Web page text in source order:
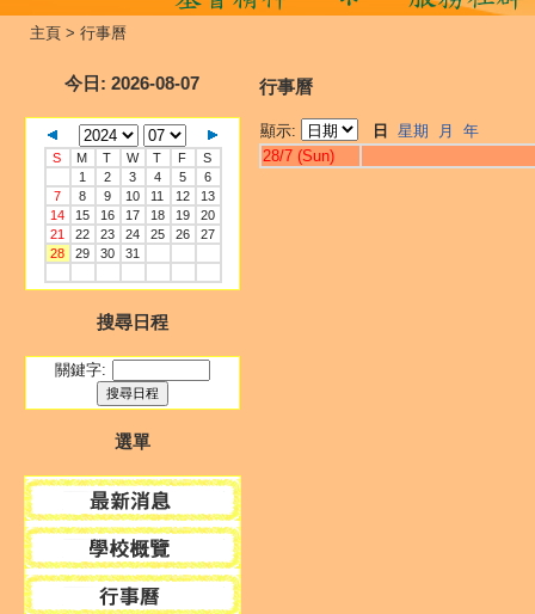
主頁 > 行事曆
今日 : 2026-08-07
S M T W T F
S
1
2 3 4 5
6
7
8 9 10 11 12
13
14
15 16 17 18 19
20
21
22 23 24 25 26
27
28
29 30 31
搜尋日程
關鍵字:
選單
行事曆
顯示: 日 星期 月
年
28/7 (Sun)